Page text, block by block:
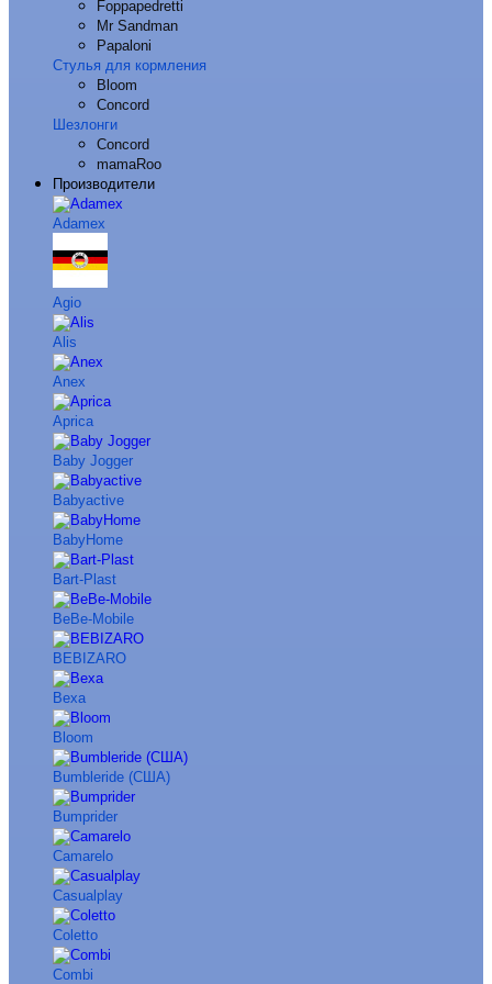
Foppapedretti
Mr Sandman
Papaloni
Стулья для кормления
Bloom
Concord
Шезлонги
Concord
mamaRoo
Производители
Adamex
Agio
Alis
Anex
Aprica
Baby Jogger
Babyactive
BabyHome
Bart-Plast
BeBe-Mobile
BEBIZARO
Bexa
Bloom
Bumbleride (США)
Bumprider
Camarelo
Casualplay
Coletto
Combi